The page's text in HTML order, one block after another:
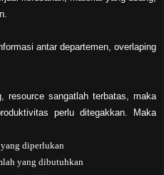
antar departemen, overlaping
sangatlah terbatas, maka
perlu ditegakkan. Maka
diperlukan
yang dibutuhkan